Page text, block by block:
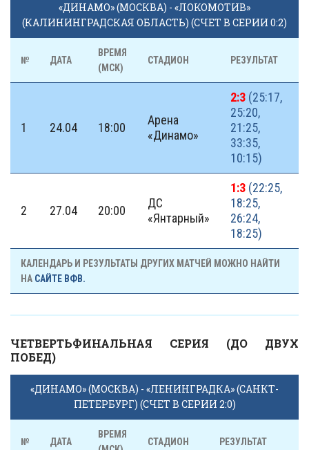
«ДИНАМО» (МОСКВА) - «ЛОКОМОТИВ»
(КАЛИНИНГРАДСКАЯ ОБЛАСТЬ) (СЧЕТ В СЕРИИ 0:2)
№ ДАТА
ВРЕМЯ
(МСК)
СТАДИОН РЕЗУЛЬТАТ
1 24.04 18:00
Арена
«Динамо»
2:3 (25:17,
25:20,
21:25,
33:35,
10:15)
2 27.04 20:00
ДС
«Янтарный»
1:3 (22:25,
18:25,
26:24,
18:25)
КАЛЕНДАРЬ И РЕЗУЛЬТАТЫ ДРУГИХ МАТЧЕЙ МОЖНО НАЙТИ
НА САЙТЕ ВФВ.
ЧЕТВЕРТЬФИНАЛЬНАЯ СЕРИЯ (ДО ДВУХ
ПОБЕД)
«ДИНАМО» (МОСКВА) - «ЛЕНИНГРАДКА» (САНКТ-
ПЕТЕРБУРГ) (СЧЕТ В СЕРИИ 2:0)
№ ДАТА
ВРЕМЯ
СТАДИОН РЕЗУЛЬТАТ